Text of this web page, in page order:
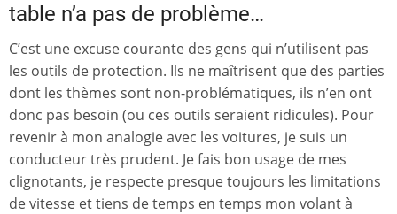
table n’a pas de problème…
C’est une excuse courante des gens qui n’utilisent pas
les outils de protection. Ils ne maîtrisent que des parties
dont les thèmes sont non-problématiques, ils n’en ont
donc pas besoin (ou ces outils seraient ridicules). Pour
revenir à mon analogie avec les voitures, je suis un
conducteur très prudent. Je fais bon usage de mes
clignotants, je respecte presque toujours les limitations
de vitesse et tiens de temps en temps mon volant à